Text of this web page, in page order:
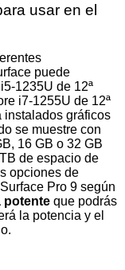
usar en el
puede
1235U de 12ª
i7-1255U de 12ª
instalados gráficos
se muestre con
16 GB o 32 GB
de espacio de
opciones de
Pro 9 según
potente que podrás
la potencia y el